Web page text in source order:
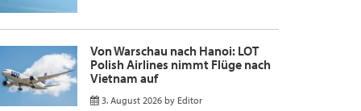
Von Warschau nach Hanoi: LOT
Polish Airlines nimmt Flüge nach
Vietnam auf
3. August 2026 by Editor